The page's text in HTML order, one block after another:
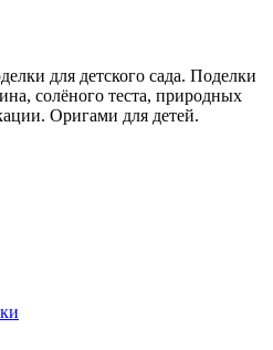
для детского сада. Поделки
солёного теста, природных
Оригами для детей.